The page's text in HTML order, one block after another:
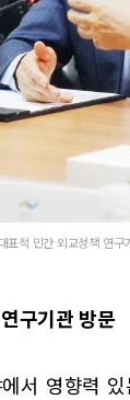
표적 민간 외교정책 연
구기관 방문
서 영향력